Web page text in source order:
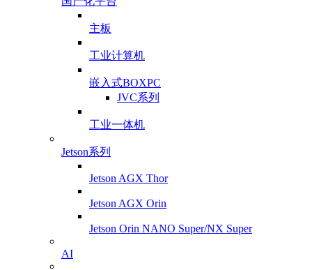
主板
工业计算机
嵌入式BOXPC
JVC系列
工业一体机
Jetson系列
Jetson AGX Thor
Jetson AGX Orin
Jetson Orin NANO Super/NX Super
AI